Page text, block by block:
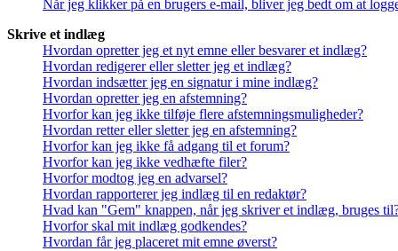
Når jeg klikker på en brugers e-mail, bliver jeg bedt om at
Skrive et indlæg
Hvordan opretter jeg et nyt emne eller besvarer et indlæg?
Hvordan redigerer eller sletter jeg et indlæg?
Hvordan indsætter jeg en signatur i mine indlæg?
Hvordan opretter jeg en afstemning?
Hvorfor kan jeg ikke tilføje flere afstemningsmuligheder?
Hvordan retter eller sletter jeg en afstemning?
Hvorfor kan jeg ikke få adgang til et forum?
Hvorfor kan jeg ikke vedhæfte filer?
Hvorfor modtog jeg en advarsel?
Hvordan rapporterer jeg indlæg til en redaktør?
Hvad kan "Gem" knappen, når jeg skriver et indlæg, bruges
Hvorfor skal mit indlæg godkendes?
Hvordan får jeg placeret mit emne øverst?